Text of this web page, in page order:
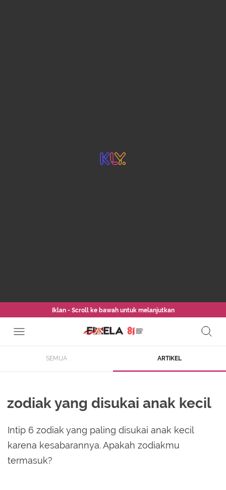
Iklan - Scroll ke bawah untuk melanjutkan
SEMUA ARTIKEL
zodiak yang disukai anak kecil
Intip 6 zodiak yang paling disukai anak kecil
karena kesabarannya. Apakah zodiakmu
termasuk?